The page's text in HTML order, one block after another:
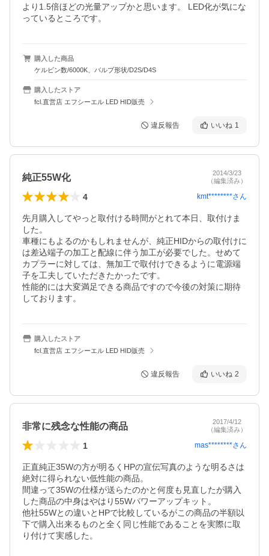
より1.5倍ほどの光量アップかと思います。 LED化が気にな
購入した商品
ケルビン数/6000K、バルブ形状/D2S/D4S
購入したストア
fcl.直営店 エフシーエル LED HID販売
違反報告 いいね 1
純正55W化
2014/3/23
（編集済み）
4 kmt********さん
先月購入してやっと取付ける時間がとれて本日、取付けま
した。
車種にもよるのかもしれませんが、純正HIDからの取付けに
は差込端子の加工と配線に伴う加工が必要でした。せめて
カプラーに対しては、無加工で取付けできるように電源端
子を工夫していただきたかったです。
性能的には大変満足できる商品ですので今後の対策に期待
しております。
購入したストア
fcl.直営店 エフシーエル LED HID販売
違反報告 いいね 2
非常に残念な性能の商品
2017/4/12
（編集済み）
1 mas********さん
正直純正35Wの方が明るくHPの宣伝写真のような明るさは
絶対に得られない低性能の商品。
間違って35Wの仕様が送らたのかと何度も見直したが購入
した商品の中身はやはり55Wパワーアップキット。
他社55Wとの違いとHPで比較しているがこの商品の半額以
下で購入出来るものと全く同じ性能であることを実際に取
り付けて実感した。